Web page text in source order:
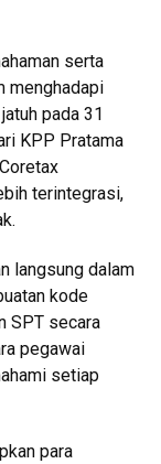
serta
menghadapi
pada 31
KPP Pratama
terintegrasi,
langsung dalam
kode
SPT secara
pegawai
setiap
para